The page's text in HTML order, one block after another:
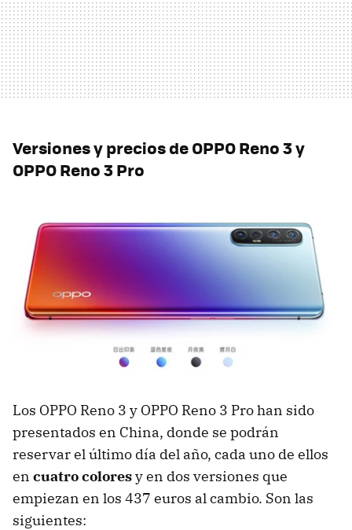
Versiones y precios de OPPO Reno 3 y
OPPO Reno 3 Pro
Los OPPO Reno 3 y OPPO Reno 3 Pro han sido
presentados en China, donde se podrán
reservar el último día del año, cada uno de ellos
en cuatro coloresy en dos versiones que
empiezan en los 437 euros al cambio. Son las
siguientes: